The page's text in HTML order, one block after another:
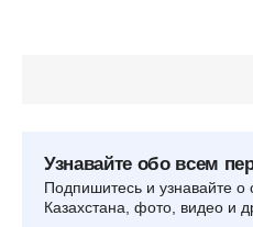
Узнавайте обо всем
Подпишитесь и узнавайте о
Казахстана, фото, видео и